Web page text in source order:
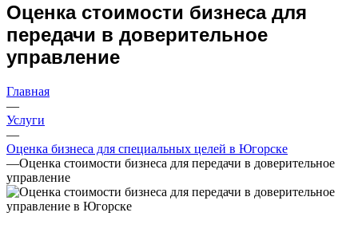
Оценка стоимости бизнеса для
передачи в доверительное
управление
Главная
—
Услуги
—
Оценка бизнеса для специальных целей в Югорске
—Оценка стоимости бизнеса для передачи в доверительное
управление
Арзамас
Архангельск
Асбест
Асино
Астрахань
Ачинск
Аша
Баймак
Балабаново
Балаково
Балашиха